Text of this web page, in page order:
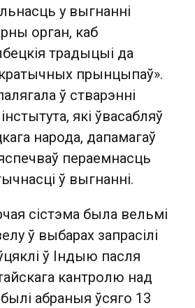
у выгнанні
орган, каб
традыцыі да
прынцыпаў».
ў стварэнні
які ўвасабляў
народа, дапамагаў
пераемнасць
ў выгнанні.
сістэма была вельмі
ў выбарах запрасілі
ў Індыю пасля
кантролю над
абраныя ўсяго 13